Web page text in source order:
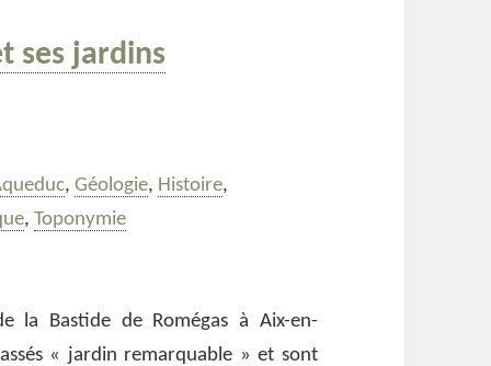
ses jardins
,Géologie, Histoire,
,Toponymie
jardins remarquables
la Bastide de Romégas à Aix-en-
« jardin remarquable » et sont